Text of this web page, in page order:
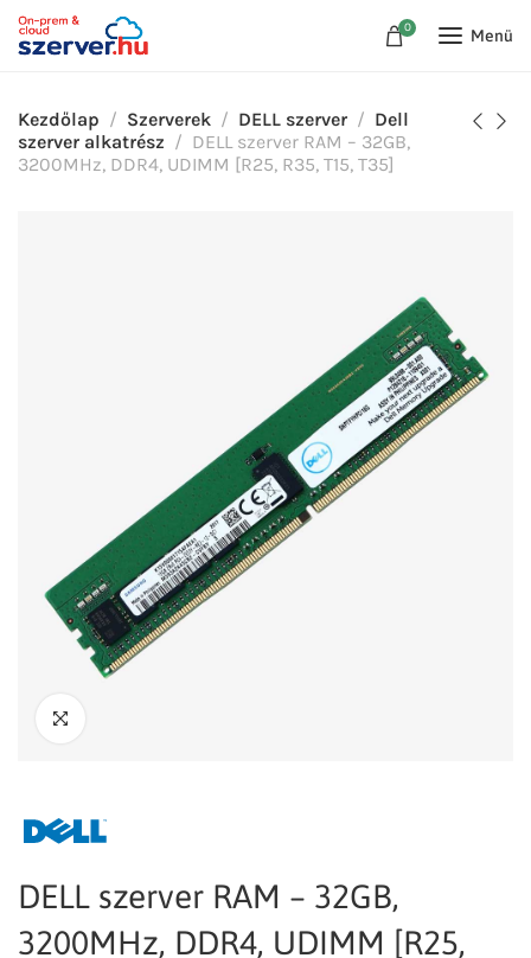
0 Menü
Kezdőlap Szerverek DELL szerver
Dell
szerver alkatrész
DELL szerver RAM – 32GB,
3200MHz, DDR4, UDIMM [R25, R35, T15, T35]
DELL szerver RAM – 32GB,
3200MHz, DDR4, UDIMM [R25,